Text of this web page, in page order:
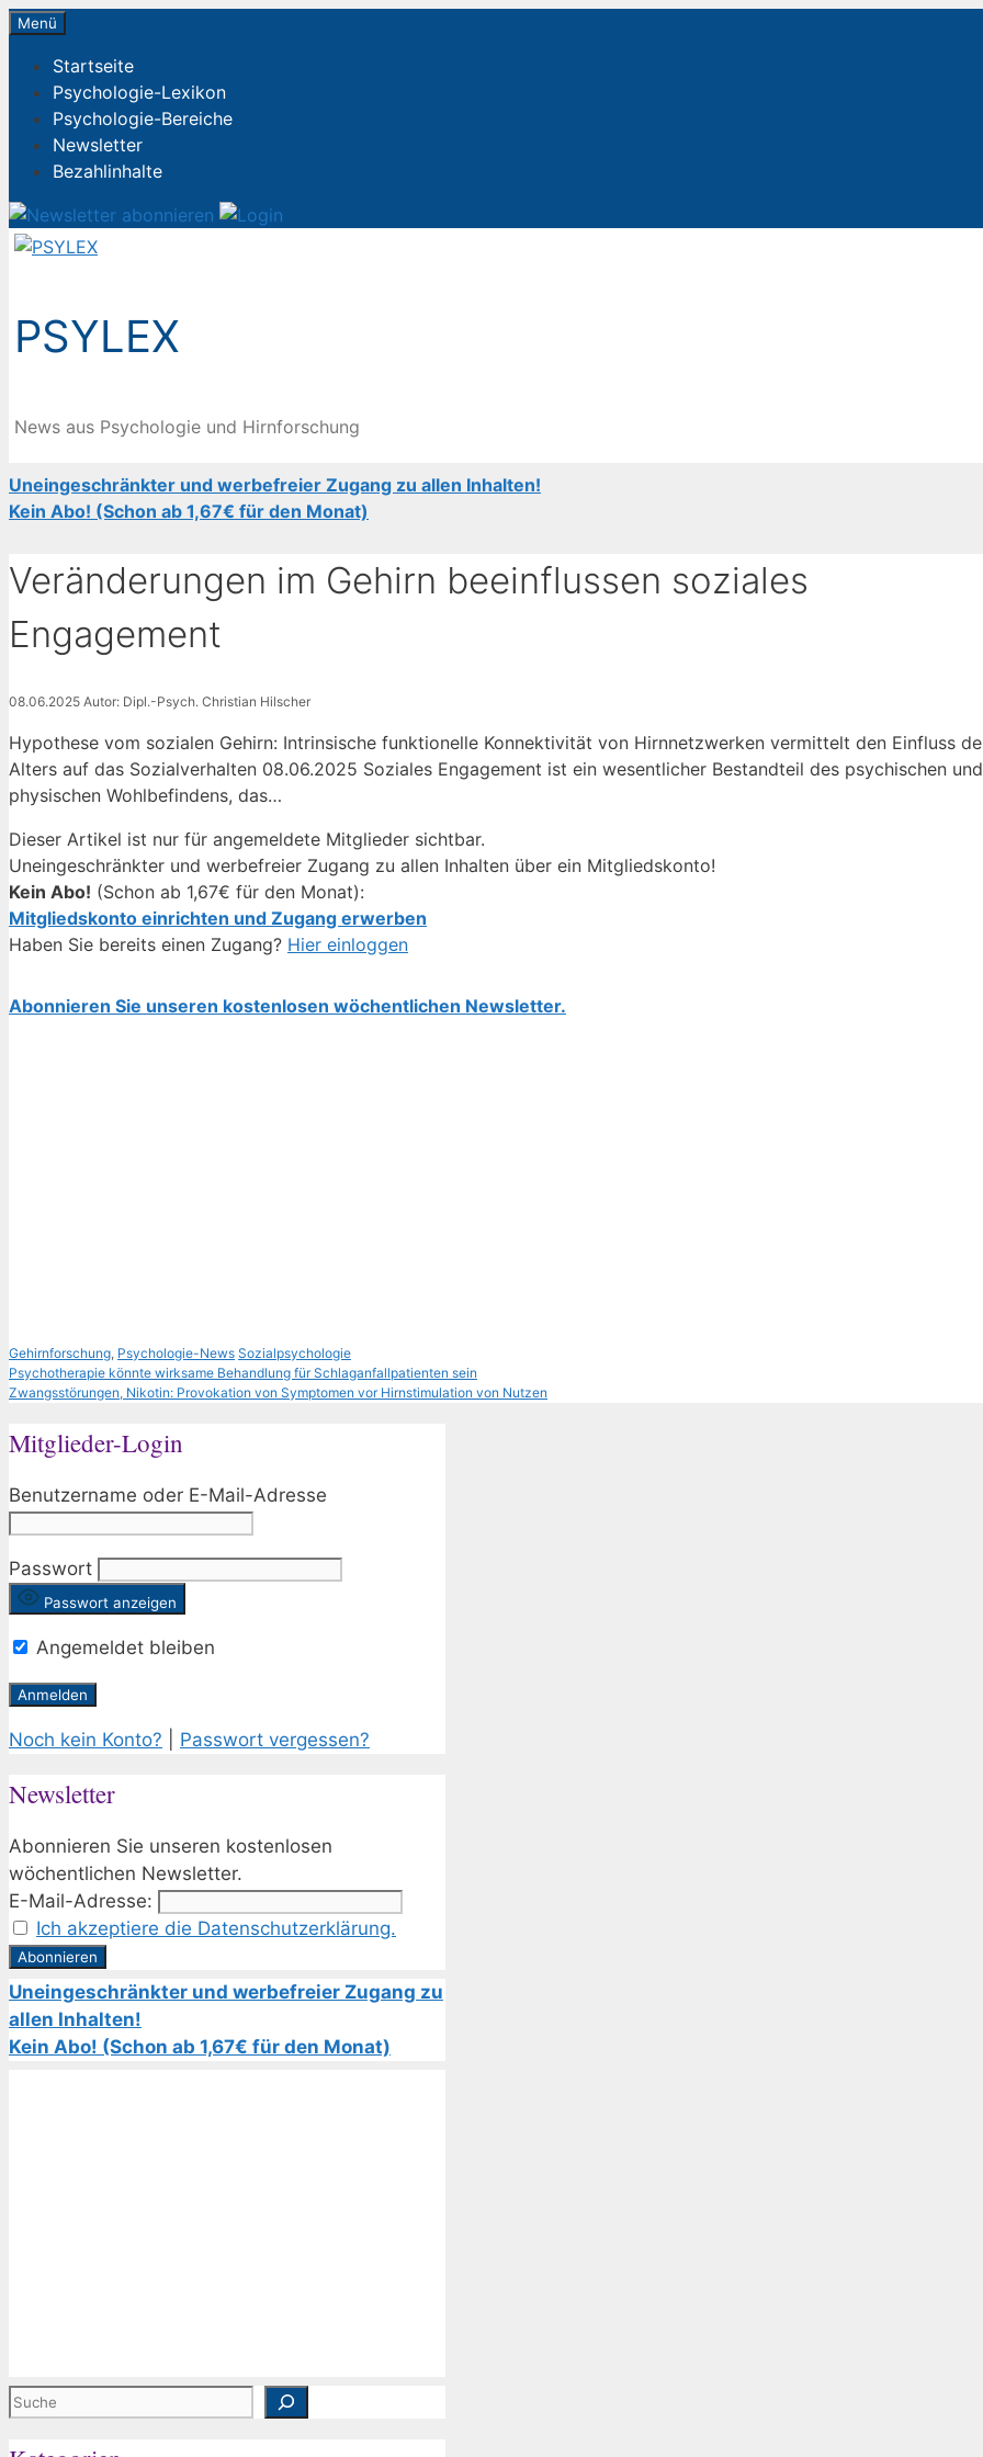
Zum
springen
Menü
Startseite
Psychologie-Lexikon
Psychologie-Bereiche
Newsletter
Bezahlinhalte
PSYLEX
News aus Psychologie und Hirnforschung
Uneingeschränkter und werbefreier Zugang zu allen Inhalten!
Kein Abo! (Schon ab 1,67€ für den Monat)
Veränderungen im Gehirn beeinflussen soziales
Engagement
08.06.2025 Autor: Dipl.-Psych. Christian Hilscher
Hypothese vom sozialen Gehirn: Intrinsische funktionelle Konnektivität von Hirnnetzwerken vermittelt den Einfluss
Alters auf das Sozialverhalten 08.06.2025 Soziales Engagement ist ein wesentlicher Bestandteil des psychischen und
physischen Wohlbefindens, das…
Dieser Artikel ist nur für angemeldete Mitglieder sichtbar.
Uneingeschränkter und werbefreier Zugang zu allen Inhalten über ein Mitgliedskonto!
Kein Abo! (Schon ab 1,67€ für den Monat):
Mitgliedskonto einrichten und Zugang erwerben
Haben Sie bereits einen Zugang? Hier einloggen
Abonnieren Sie unseren kostenlosen wöchentlichen Newsletter.
Kategorien
Gehirnforschung Psychologie-News Schlagwörter
Sozialpsychologie
Psychotherapie könnte wirksame Behandlung für Schlaganfallpatienten sein
Zwangsstörungen, Nikotin: Provokation von Symptomen vor Hirnstimulation von Nutzen
Mitglieder-Login
Benutzername oder E-Mail-Adresse
Passwort
Passwort anzeigen
Angemeldet bleiben
Noch kein Konto? Passwort vergessen?
Newsletter
Abonnieren Sie unseren kostenlosen
wöchentlichen Newsletter.
E-Mail-Adresse:
Ich akzeptiere die Datenschutzerklärung.
Uneingeschränkter und werbefreier Zugang zu
allen Inhalten!
Kein Abo! (Schon ab 1,67€ für den Monat)
Suchen